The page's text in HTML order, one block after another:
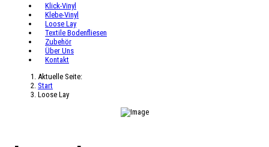
Klick-Vinyl
Klebe-Vinyl
Loose Lay
Textile Bodenfliesen
Zubehör
Über Uns
Kontakt
Aktuelle Seite:
Start
Loose Lay